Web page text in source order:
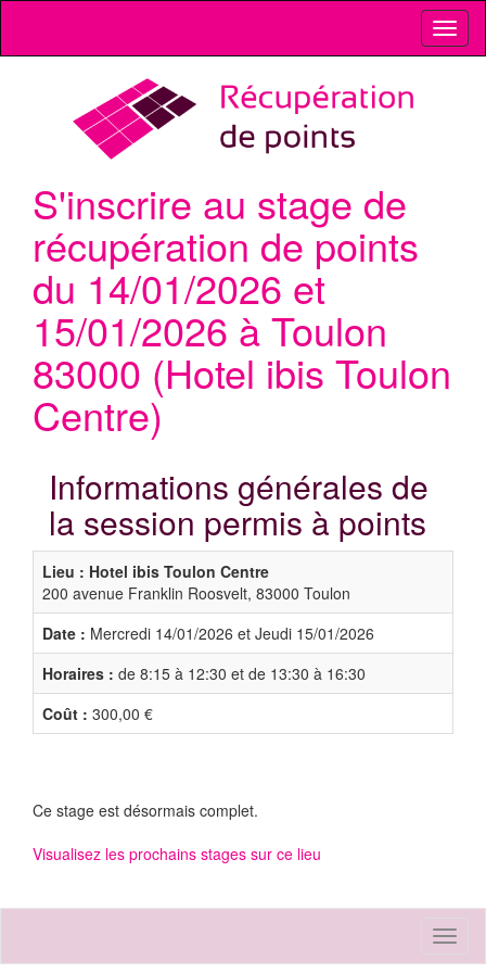
S'inscrire au stage de
récupération de points
du 14/01/2026 et
15/01/2026 à Toulon
83000 (Hotel ibis Toulon
Centre)
Informations générales de
la session permis à points
Lieu : Hotel ibis Toulon Centre
200 avenue Franklin Roosvelt, 83000 Toulon
Date : Mercredi 14/01/2026 et Jeudi 15/01/2026
Horaires : de 8:15 à 12:30 et de 13:30 à 16:30
Coût : 300,00 €
Ce stage est désormais complet.
Visualisez les prochains stages sur ce lieu